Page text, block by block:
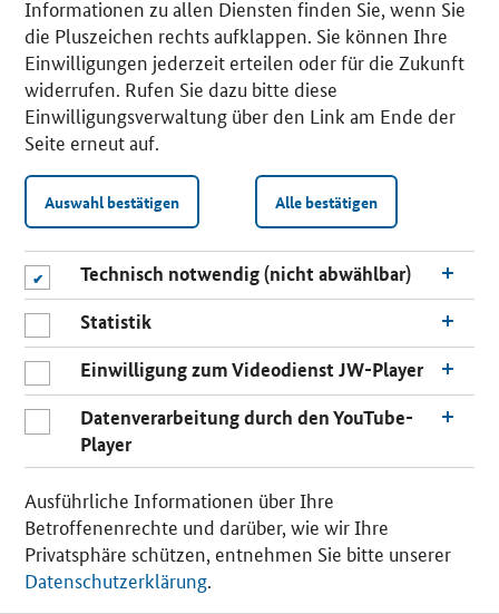
n
SrOnlyServicemenü
INHALT KONTAKT IMPRESSUM
EINWILLIGUNGSVERWALTUNG
Informationen zu allen Diensten finden Sie, wenn Sie
die Pluszeichen rechts aufklappen. Sie können Ihre
Einwilligungen jederzeit erteilen oder für die Zukunft
widerrufen. Rufen Sie dazu bitte diese
Einwilligungsverwaltung über den Link am Ende der
Seite erneut auf.
Auswahl bestätigen Alle bestätigen
Technisch notwendig (nicht abwählbar)
Statistik
Einwilligung zum Videodienst JW-Player
Datenverarbeitung durch den YouTube-
Player
Ausführliche Informationen über Ihre
Betroffenenrechte und darüber, wie wir Ihre
Privatsphäre schützen, entnehmen Sie bitte unserer
Datenschutzerklärung.